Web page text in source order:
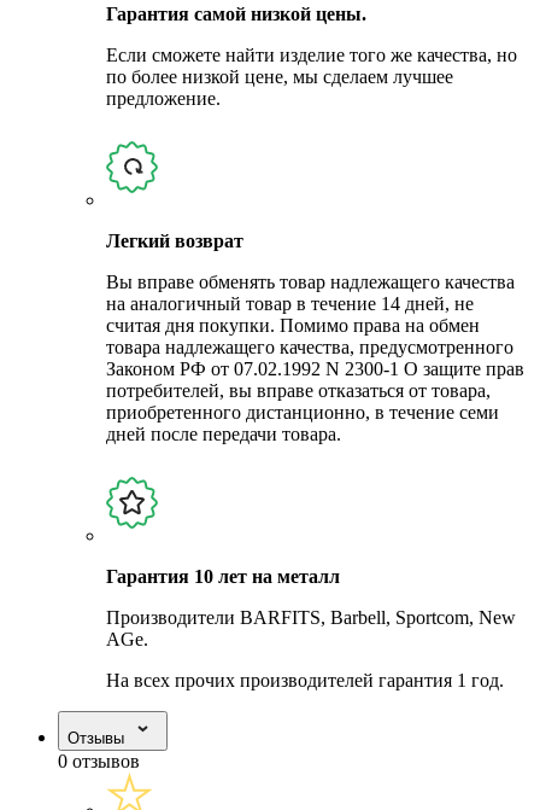
Гарантия самой низкой цены.
Если сможете найти изделие того же качества, но
по более низкой цене, мы сделаем лучшее
предложение.
Легкий возврат
Вы вправе обменять товар надлежащего качества
на аналогичный товар в течение 14 дней, не
считая дня покупки. Помимо права на обмен
товара надлежащего качества, предусмотренного
Законом РФ от 07.02.1992 N 2300-1 О защите прав
потребителей, вы вправе отказаться от товара,
приобретенного дистанционно, в течение семи
дней после передачи товара.
Гарантия 10 лет на металл
Производители BARFITS, Barbell, Sportcom, New
AGe.
На всех прочих производителей гарантия 1 год.
Отзывы
0 отзывов